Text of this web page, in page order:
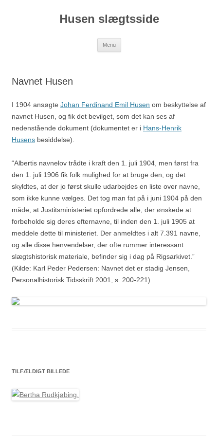
Husen slægtsside
Menu
Navnet Husen
I 1904 ansøgte Johan Ferdinand Emil Husen om beskyttelse af
navnet Husen, og fik det bevilget, som det kan ses af
nedenstående dokument (dokumentet er i Hans-Henrik
Husens besiddelse).
“Albertis navnelov trådte i kraft den 1. juli 1904, men først fra
den 1. juli 1906 fik folk mulighed for at bruge den, og det
skyldtes, at der jo først skulle udarbejdes en liste over navne,
som ikke kunne vælges. Det tog man fat på i juni 1904 på den
måde, at Justitsministeriet opfordrede alle, der ønskede at
forbeholde sig deres efternavne, til inden den 1. juli 1905 at
meddele dette til ministeriet. Der anmeldtes i alt 7.391 navne,
og alle disse henvendelser, der ofte rummer interessant
slægtshistorisk materiale, befinder sig i dag på Rigsarkivet.”
(Kilde: Karl Peder Pedersen: Navnet det er stadig Jensen,
Personalhistorisk Tidsskrift 2001, s. 200-221)
TILFÆLDIGT BILLEDE